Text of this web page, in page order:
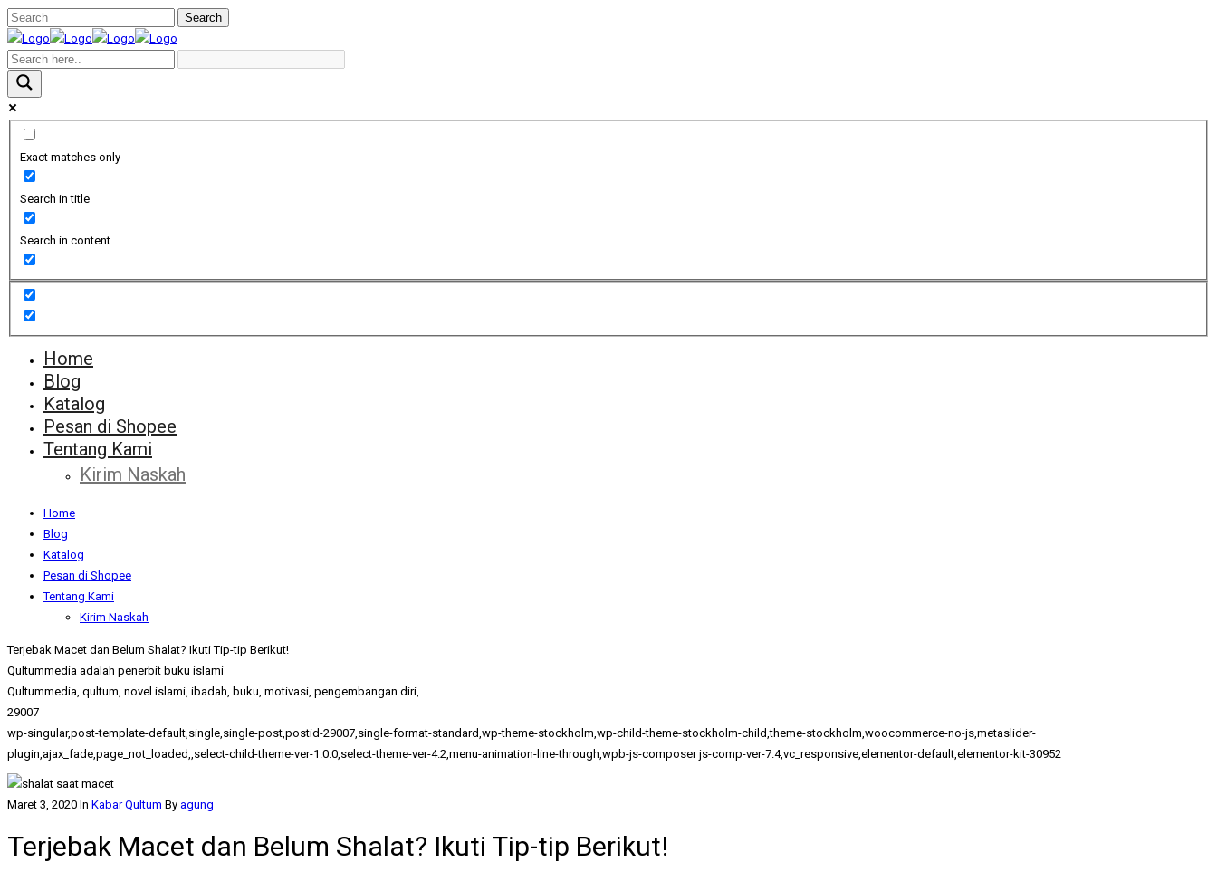
Exact matches only
Search in title
Search in content
Home
Blog
Katalog
Pesan di Shopee
Tentang Kami
Kirim Naskah
Home
Blog
Katalog
Pesan di Shopee
Tentang Kami
Kirim Naskah
Terjebak Macet dan Belum Shalat? Ikuti Tip-tip Berikut!
Qultummedia adalah penerbit buku islami
Qultummedia, qultum, novel islami, ibadah, buku, motivasi, pengembangan diri,
29007
wp-singular,post-template-default,single,single-post,postid-29007,single-format-standard,wp-theme-stockholm,wp-child-theme-stockholm-child,theme-stockholm,woocommerce-no-js,metaslider-
plugin,ajax_fade,page_not_loaded,,select-child-theme-ver-1.0.0,select-theme-ver-4.2,menu-animation-line-through,wpb-js-composer js-comp-ver-7.4,vc_responsive,elementor-default,elementor-kit-30952
Maret 3, 2020 In Kabar Qultum By agung
Terjebak Macet dan Belum Shalat? Ikuti Tip-tip Berikut!